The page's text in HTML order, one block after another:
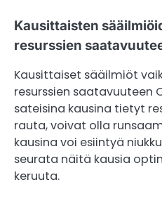
Kausittaisten
resurssien
Kausittaiset sääilmiöt
resurssien saatavuuteen
sateisina kausina tietyt
rauta, voivat olla
kausina voi esiintyä
seurata näitä kausia
keruuta.